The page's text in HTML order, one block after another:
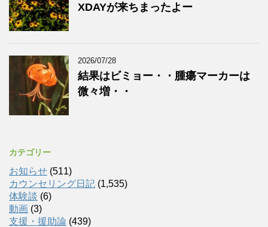
XDAYが来ちまったよー
2026/07/28
結果はビミョー・・腫瘍マーカーは
微々増・・
カテゴリー
お知らせ (511)
カウンセリング日記 (1,535)
体験談 (6)
動画 (3)
支援・援助論 (439)